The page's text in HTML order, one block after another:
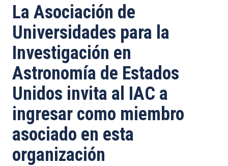
de
ayuda
a
la
navegación
La Asociación de
Universidades para la
Investigación en
Astronomía de Estados
Unidos invita al IAC a
ingresar como miembro
asociado en esta
organización